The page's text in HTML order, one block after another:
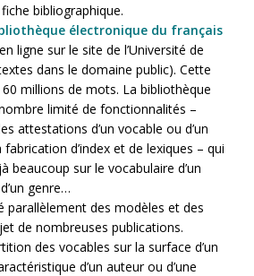
bibliographique.
électronique du français
ligne sur le site de l’Université de
dans le domaine public). Cette
millions de mots. La bibliothèque
limité de fonctionnalités –
attestations d’un vocable ou d’un
d’index et de lexiques – qui
beaucoup sur le vocabulaire d’un
genre…
parallèlement des modèles et des
de nombreuses publications.
des vocables sur la surface d’un
d’un auteur ou d’une